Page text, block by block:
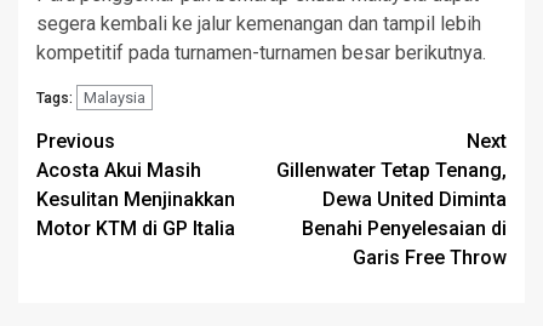
segera kembali ke jalur kemenangan dan tampil lebih
kompetitif pada turnamen-turnamen besar berikutnya.
Tags: Malaysia
Post
navigation
Previous
Acosta Akui Masih
Kesulitan Menjinakkan
Motor KTM di GP Italia
Next
Gillenwater Tetap Tenang,
Dewa United Diminta
Benahi Penyelesaian di
Garis Free Throw